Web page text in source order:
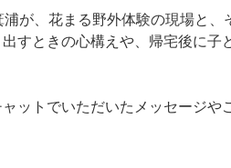
が、花まる野外体験の現場と
すときの心構えや、帰宅後に
ットでいただいたメッセージ